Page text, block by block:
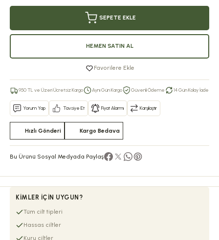
SEPETE EKLE
HEMEN SATIN AL
Favorilere Ekle
950 TL ve Üzeri Ücretsiz Kargo Aynı Gün Kargo Güvenli Ödeme 14 Gün Kolay İade
Yorum Yap Tavsiye Et Fiyat Alarmı Karşılaştır
Hızlı Gönderi Kargo Bedava
Bu Ürünü Sosyal Medyada Paylaş
KIMLER İÇIN UYGUN?
Tüm cilt tipleri
Hassas ciltler
Kuru ciltler